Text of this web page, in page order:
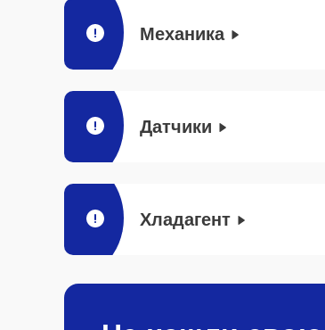
Механика
Датчики
Хладагент